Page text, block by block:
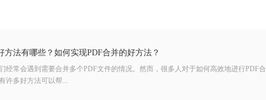
方法有哪些？如何实现PDF合并的好方法？
经常会遇到需要合并多个PDF文件的情况。然而，很多人对于如何高效地进行PDF合
许多好方法可以帮...